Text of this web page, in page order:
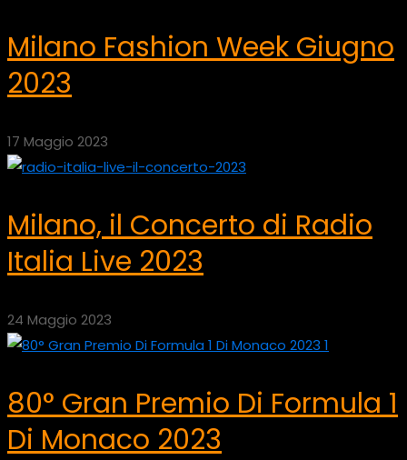
Milano Fashion Week Giugno
2023
17 Maggio 2023
Milano, il Concerto di Radio
Italia Live 2023
24 Maggio 2023
80° Gran Premio Di Formula 1
Di Monaco 2023